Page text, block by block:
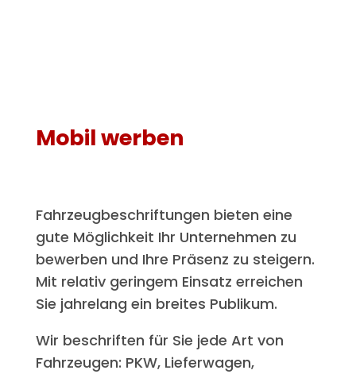
Mobil werben
Fahrzeugbeschriftungen bieten eine
gute Möglichkeit Ihr Unternehmen zu
bewerben und Ihre Präsenz zu steigern.
Mit relativ geringem Einsatz erreichen
Sie jahrelang ein breites Publikum.
Wir beschriften für Sie jede Art von
Fahrzeugen: PKW, Lieferwagen,